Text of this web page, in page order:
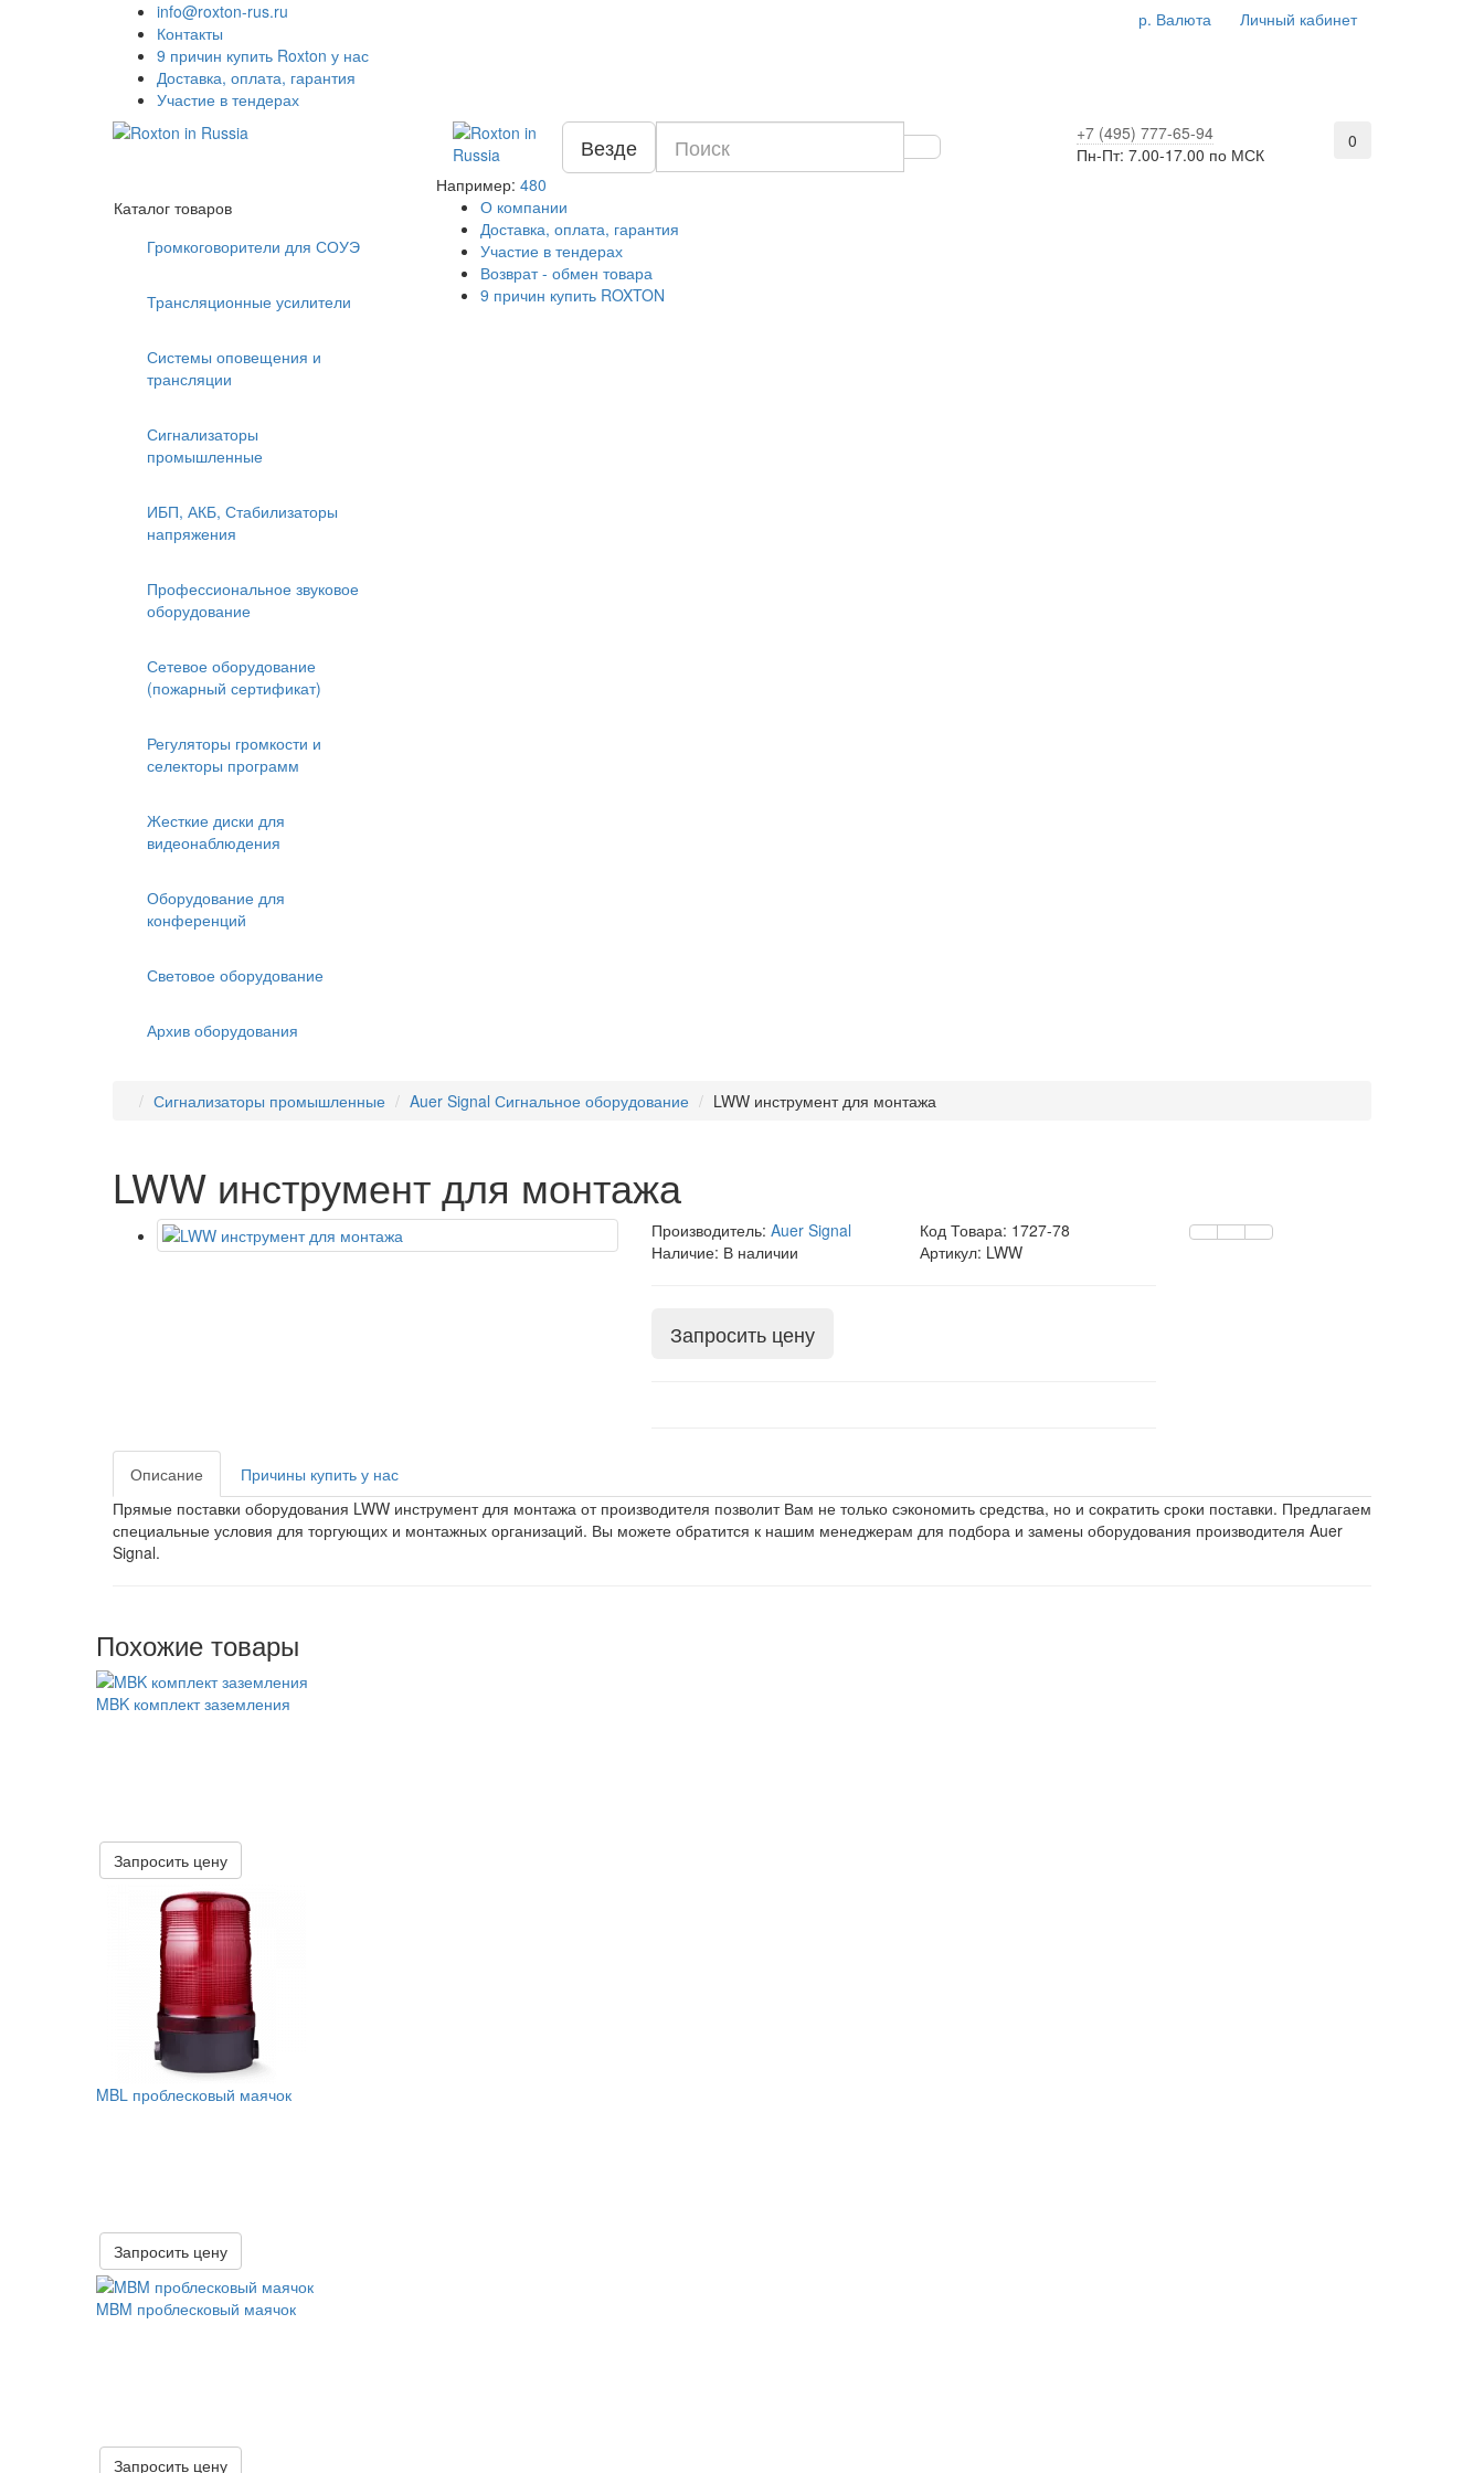
Личный кабинет
р. Валюта
info@roxton-rus.ru
Контакты
9 причин купить Roxton у нас
Доставка, оплата, гарантия
Участие в тендерах
+7 (495) 777-65-94
Пн-Пт: 7.00-17.00 по МСК
0
Везде
Например: 480
О компании
Доставка, оплата, гарантия
Участие в тендерах
Возврат - обмен товара
9 причин купить ROXTON
Каталог товаров
Громкоговорители для СОУЭ
Трансляционные усилители
Системы оповещения и
трансляции
Сигнализаторы
промышленные
ИБП, АКБ, Стабилизаторы
напряжения
Профессиональное звуковое
оборудование
Сетевое оборудование
(пожарный сертификат)
Регуляторы громкости и
селекторы программ
Жесткие диски для
видеонаблюдения
Оборудование для
конференций
Световое оборудование
Архив оборудования
Сигнализаторы промышленные Auer Signal Сигнальное оборудование LWW инструмент для монтажа
LWW инструмент для монтажа
Производитель: Auer Signal Код Товара: 1727-78
Наличие: В наличии
Артикул: LWW
Запросить цену
Описание
Причины купить у нас
Прямые поставки оборудования LWW инструмент для монтажа от производителя позволит Вам не только сэкономить средства, но и сократить сроки поставки. Предлагаем
специальные условия для торгующих и монтажных организаций. Вы можете обратится к нашим менеджерам для подбора и замены оборудования производителя Auer
Signal.
Похожие товары
MBK комплект заземления
Запросить цену
MBL проблесковый маячок
Запросить цену
MBM проблесковый маячок
Запросить цену